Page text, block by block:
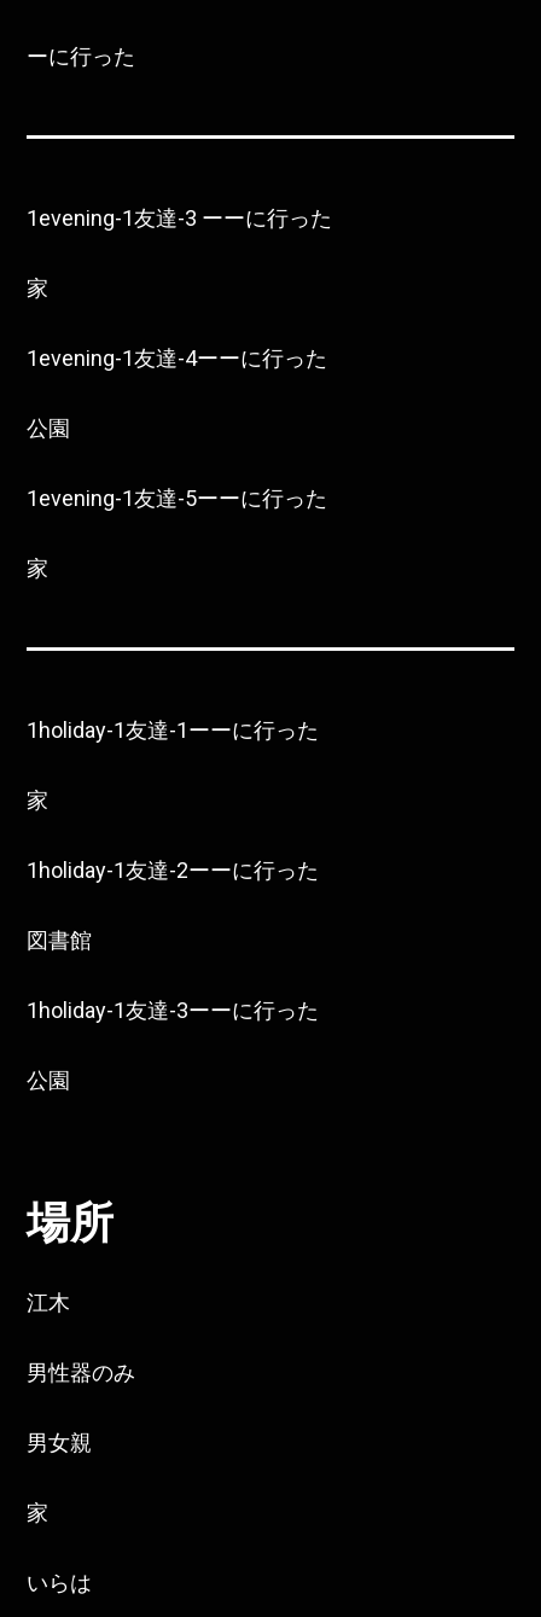
ーに行った
1evening-1友達-3 ーーに行った
家
1evening-1友達-4ーーに行った
公園
1evening-1友達-5ーーに行った
家
1holiday-1友達-1ーーに行った
家
1holiday-1友達-2ーーに行った
図書館
1holiday-1友達-3ーーに行った
公園
場所
江木
男性器のみ
男女親
家
いらは